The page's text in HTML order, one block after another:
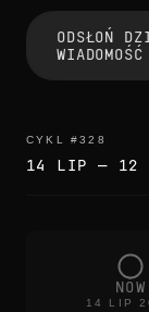
a
l
o
o
n
e
ODSŁOŃ
WIADOMOŚĆ
CYKL #328
14 LIP — 12
NÓW
14 LIP